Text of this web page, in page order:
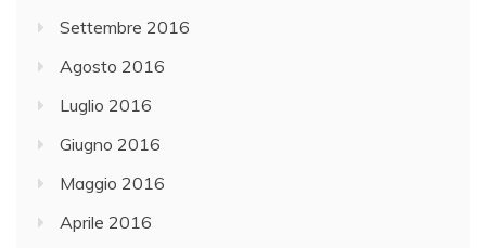
Settembre 2016
Agosto 2016
Luglio 2016
Giugno 2016
Maggio 2016
Aprile 2016